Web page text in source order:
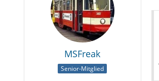
MSFreak
Senior-Mitglied